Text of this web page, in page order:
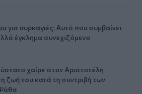
για πυρκαγιές: Αυτό που συμβαίνει
έγκλημα συνεχιζόμενο
χαίρε στον Αριστοτέλη
ζωή του κατά τη συντριβή των